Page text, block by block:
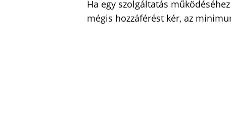
Ha egy szolgáltatás
mégis hozzáférést kér, az